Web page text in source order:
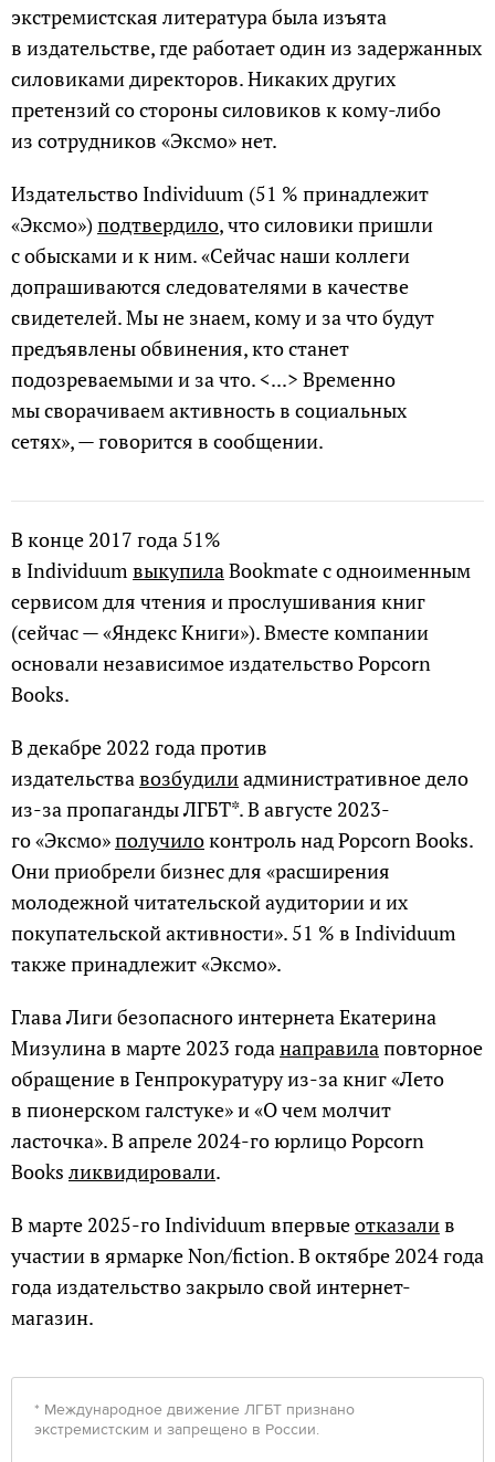
экстремистская литература была изъята
в издательстве, где работает один из задержанных
силовиками директоров. Никаких других
претензий со стороны силовиков к кому-либо
из сотрудников «Эксмо» нет.
Издательство Individuum (51 % принадлежит
«Эксмо»)подтвердило, что силовики пришли
с обысками и к ним. «Сейчас наши коллеги
допрашиваются следователями в качестве
свидетелей. Мы не знаем, кому и за что будут
предъявлены обвинения, кто станет
подозреваемыми и за что. <...> Временно
мы сворачиваем активность в социальных
сетях», — говорится в сообщении.
В конце 2017 года 51%
в IndividuumвыкупилаBookmate с одноименным
сервисом для чтения и прослушивания книг
(сейчас — «Яндекс Книги»). Вместе компании
основали независимое издательство Popcorn
Books.
В декабре 2022 года против
издательствавозбудилиадминистративное дело
из-за пропаганды ЛГБТ*. В августе 2023-
го «Эксмо»получилоконтроль над Popcorn Books.
Они приобрели бизнес для «расширения
молодежной читательской аудитории и их
покупательской активности». 51 % в Individuum
также принадлежит «Эксмо».
Глава Лиги безопасного интернета Екатерина
Мизулина в марте 2023 годанаправилаповторное
обращение в Генпрокуратуру из-за книг «Лето
в пионерском галстуке» и «О чем молчит
ласточка». В апреле 2024-го юрлицо Popcorn
Books ликвидировали.
В марте 2025-го Individuum впервыеотказалив
участии в ярмарке Non/fiction. В октябре 2024 года
года издательство закрыло свой интернет-
магазин.
* Международное движение ЛГБТ признано
экстремистским и запрещено в России.